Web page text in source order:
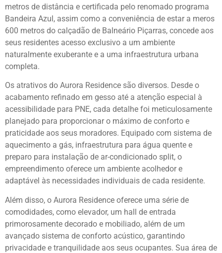
metros de distância e certificada pelo renomado programa
Bandeira Azul, assim como a conveniência de estar a meros
600 metros do calçadão de Balneário Piçarras, concede aos
seus residentes acesso exclusivo a um ambiente
naturalmente exuberante e a uma infraestrutura urbana
completa.
Os atrativos do Aurora Residence são diversos. Desde o
acabamento refinado em gesso até a atenção especial à
acessibilidade para PNE, cada detalhe foi meticulosamente
planejado para proporcionar o máximo de conforto e
praticidade aos seus moradores. Equipado com sistema de
aquecimento a gás, infraestrutura para água quente e
preparo para instalação de ar-condicionado split, o
empreendimento oferece um ambiente acolhedor e
adaptável às necessidades individuais de cada residente.
Além disso, o Aurora Residence oferece uma série de
comodidades, como elevador, um hall de entrada
primorosamente decorado e mobiliado, além de um
avançado sistema de conforto acústico, garantindo
privacidade e tranquilidade aos seus ocupantes. Sua área de